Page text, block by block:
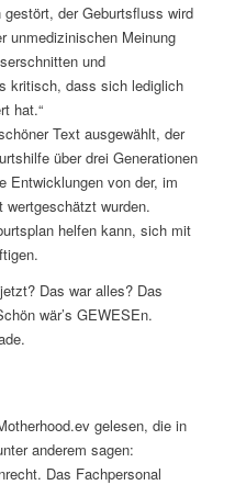
der Geburtsfluss wird
unmedizinischen Meinung
und
kritisch, dass sich lediglich
hat.“
Text ausgewählt, der
über drei Generationen
Entwicklungen von der, im
wurden.
helfen kann, sich mit
Das war alles? Das
wär’s GEWESEn.
gelesen, die in
anderem sagen:
Das Fachpersonal